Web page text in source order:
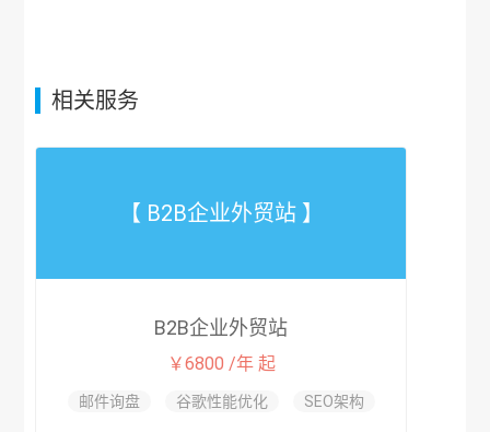
相关服务
【 B2B企业外贸站 】
B2B企业外贸站
￥6800 /年 起
邮件询盘 谷歌性能优化 SEO架构